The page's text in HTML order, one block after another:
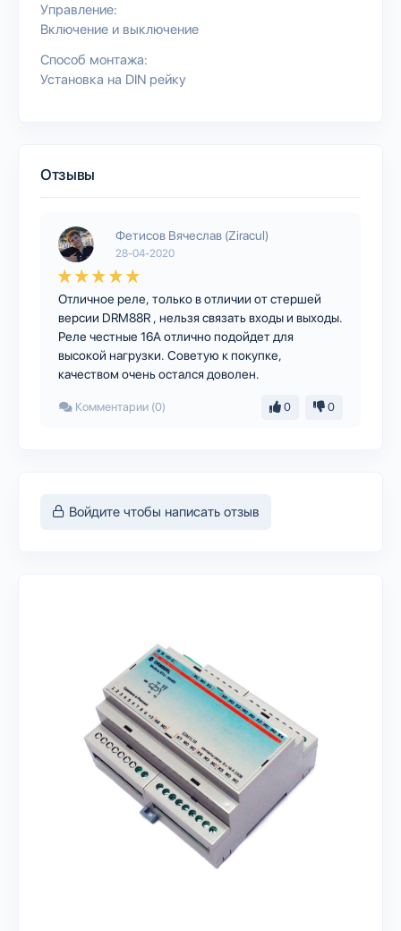
Управление:
Включение и выключение
Способ монтажа:
Установка на DIN рейку
Отзывы
Фетисов Вячеслав (Ziracul)
28-04-2020
Отличное реле, только в отличии от стершей
версии DRM88R , нельзя связать входы и выходы.
Реле честные 16А отлично подойдет для
высокой нагрузки. Советую к покупке,
качеством очень остался доволен.
Комментарии (0) 0 0
Войдите чтобы написать отзыв